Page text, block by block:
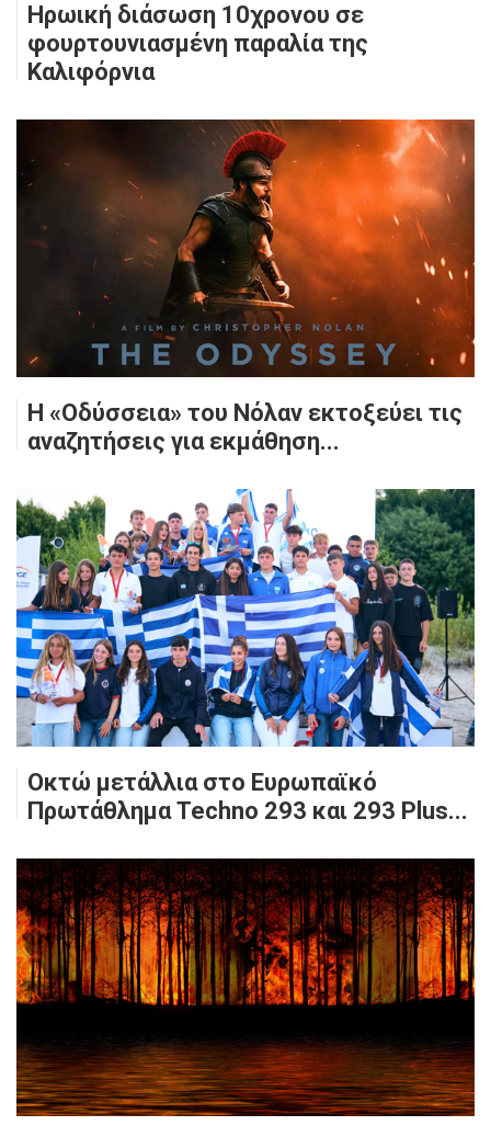
Ηρωική διάσωση 10χρονου σε
φουρτουνιασμένη παραλία της
Καλιφόρνια
Η «Οδύσσεια» του Νόλαν εκτοξεύει τις
αναζητήσεις για εκμάθηση...
Οκτώ μετάλλια στο Ευρωπαϊκό
Πρωτάθλημα Techno 293 και 293 Plus...